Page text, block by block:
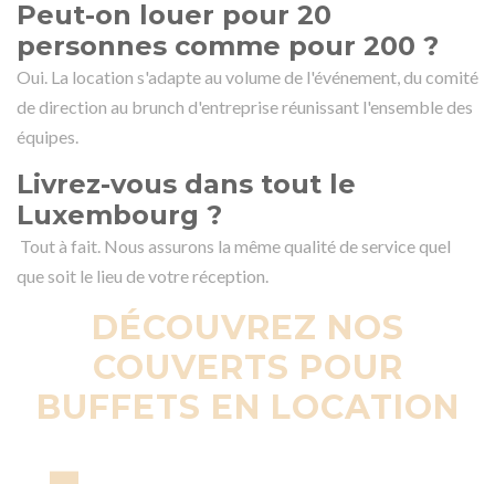
Peut-on louer pour 20
personnes comme pour 200 ?
Oui. La location s'adapte au volume de l'événement, du comité
de direction au brunch d'entreprise réunissant l'ensemble des
équipes.
Livrez-vous dans tout le
Luxembourg ?
Tout à fait. Nous assurons la même qualité de service quel
que soit le lieu de votre réception.
DÉCOUVREZ NOS
COUVERTS POUR
BUFFETS EN LOCATION